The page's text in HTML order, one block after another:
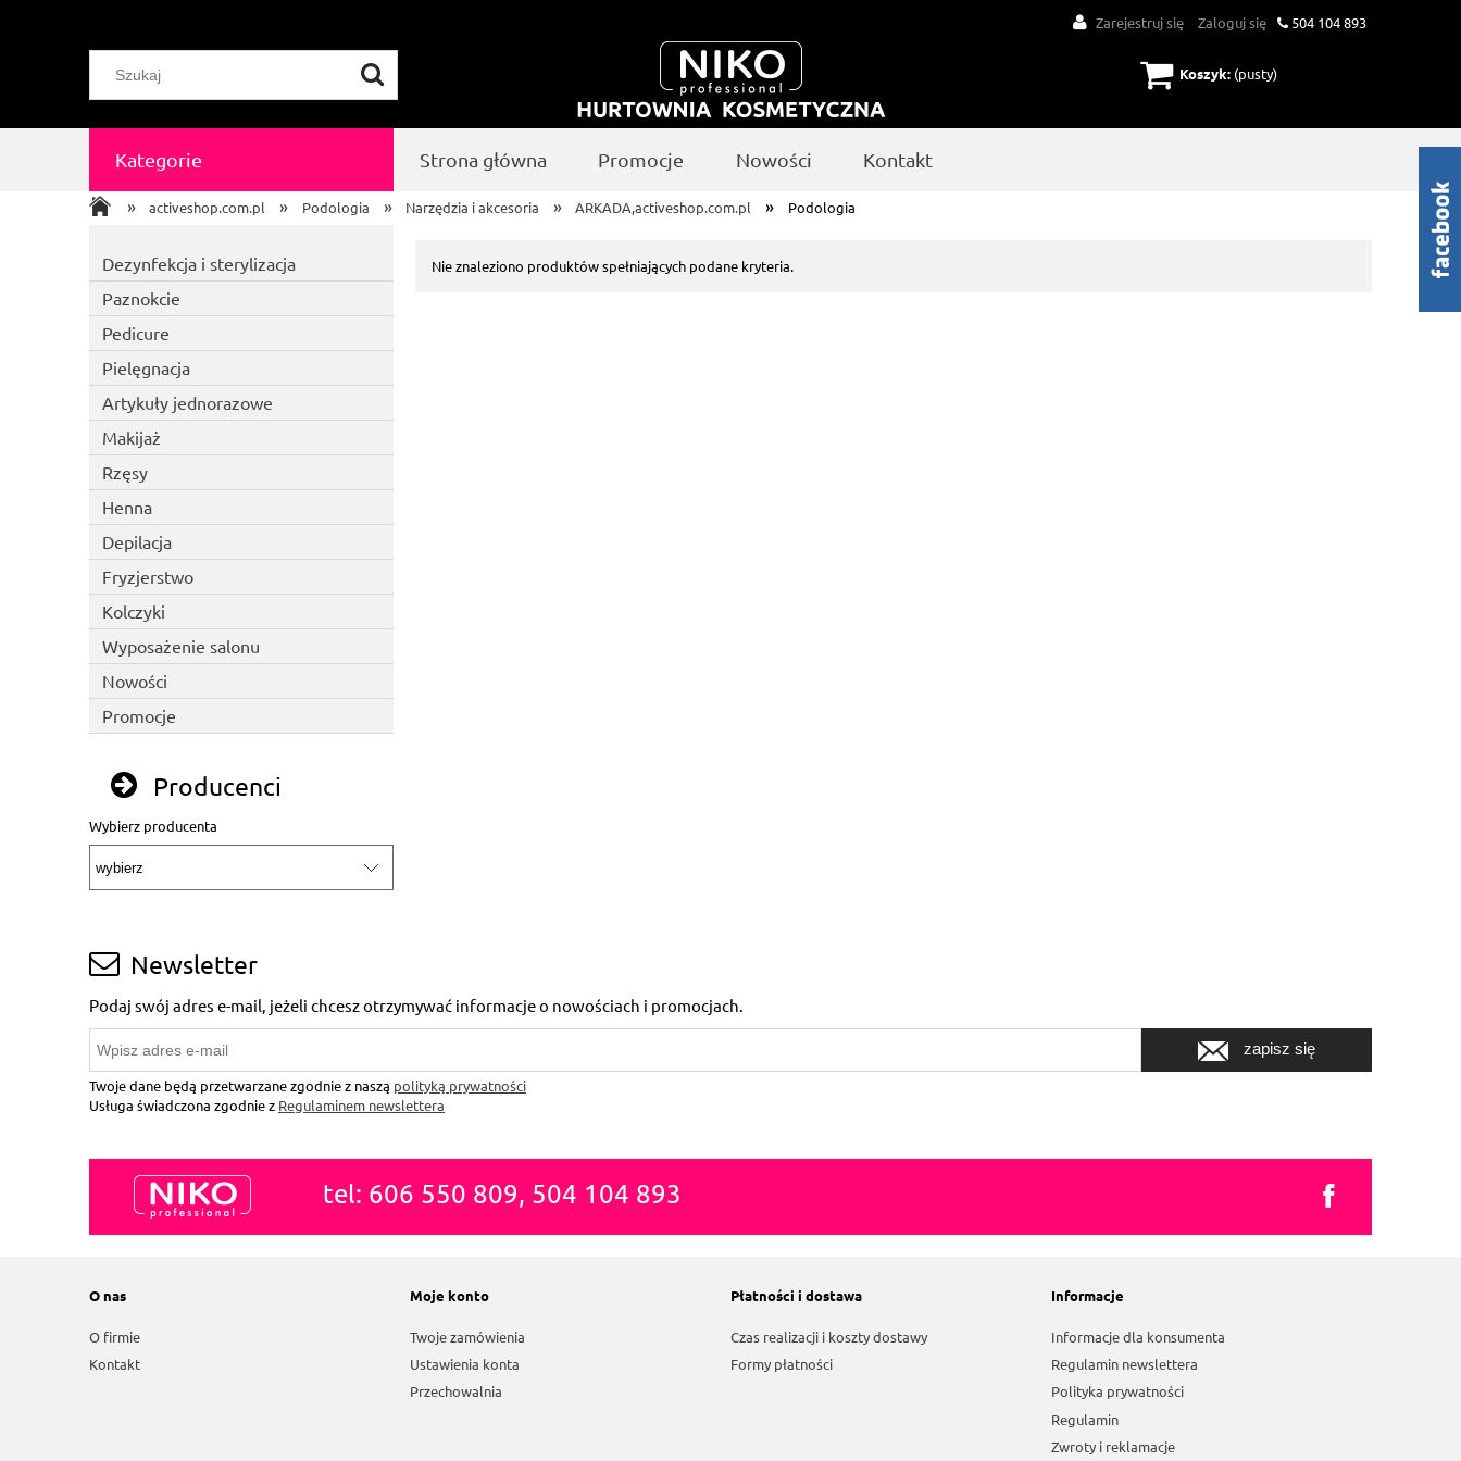
504 104 893
Zarejestruj się Zaloguj się
Koszyk: (pusty)
Kategorie Strona główna Promocje Nowości Kontakt
» activeshop.com.pl » Podologia » Narzędzia i akcesoria » ARKADA,activeshop.com.pl » Podologia
Dezynfekcja i sterylizacja
Paznokcie
Pedicure
Pielęgnacja
Artykuły jednorazowe
Makijaż
Rzęsy
Henna
Depilacja
Fryzjerstwo
Kolczyki
Wyposażenie salonu
Nowości
Promocje
Producenci
Wybierz producenta
Nie znaleziono produktów spełniających podane kryteria.
Newsletter
Podaj swój adres e-mail, jeżeli chcesz otrzymywać informacje o nowościach i promocjach.
zapisz się
Twoje dane będą przetwarzane zgodnie z naszą polityką prywatności
Usługa świadczona zgodnie z Regulaminem newslettera
tel: 606 550 809, 504 104 893
O nas
O firmie
Kontakt
Moje konto
Twoje zamówienia
Ustawienia konta
Przechowalnia
Płatności i dostawa
Czas realizacji i koszty dostawy
Formy płatności
Informacje
Informacje dla konsumenta
Regulamin newslettera
Polityka prywatności
Regulamin
Zwroty i reklamacje